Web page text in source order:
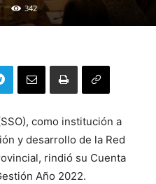
342
como institución a
y desarrollo de la Red
rindió su Cuenta
Año 2022.